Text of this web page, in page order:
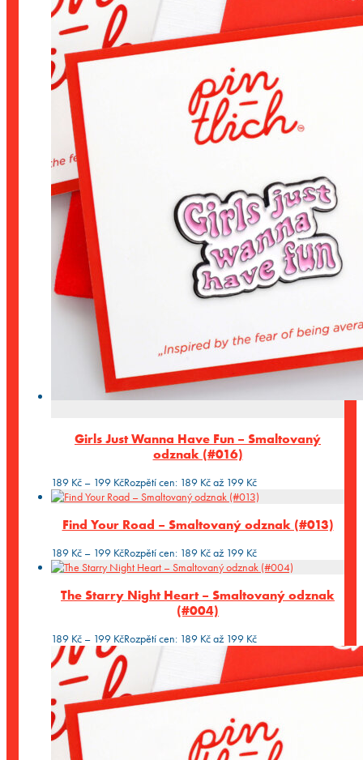
Girls Just Wanna Have Fun – Smaltovaný
odznak (#016)
189 Kč – 199 KčRozpětí cen: 189 Kč až 199 Kč
Find Your Road – Smaltovaný odznak (#013)
189 Kč – 199 KčRozpětí cen: 189 Kč až 199 Kč
The Starry Night Heart – Smaltovaný odznak
(#004)
189 Kč – 199 KčRozpětí cen: 189 Kč až 199 Kč